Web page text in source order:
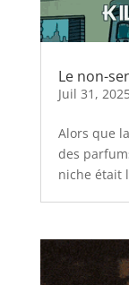
Le non-
Juil 31,
Alors que
des
niche était